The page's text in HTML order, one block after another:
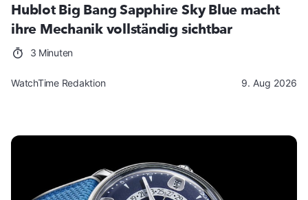
Hublot Big Bang Sapphire Sky Blue macht
ihre Mechanik vollständig sichtbar
3 Minuten
WatchTime Redaktion 9. Aug 2026